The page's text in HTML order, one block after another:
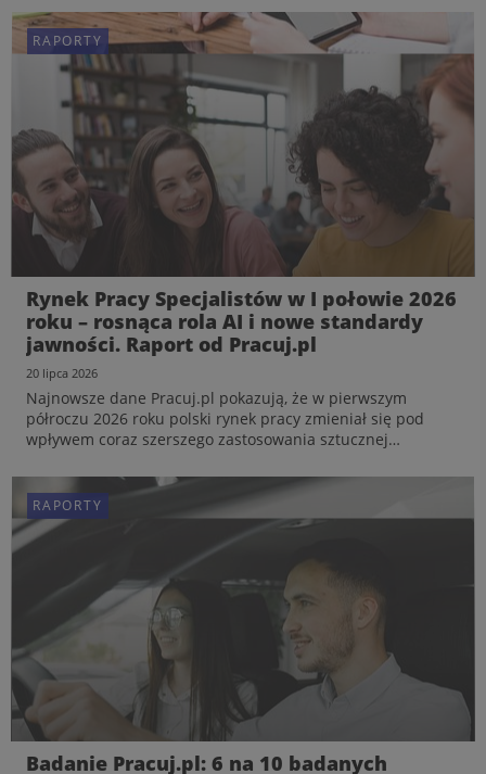
RAPORTY
Rynek Pracy Specjalistów w I połowie 2026
roku – rosnąca rola AI i nowe standardy
jawności. Raport od Pracuj.pl
20 lipca 2026
Najnowsze dane Pracuj.pl pokazują, że w pierwszym
półroczu 2026 roku polski rynek pracy zmieniał się pod
wpływem coraz szerszego zastosowania sztucznej
przejrzystości zatrudnienia czy większej świadomości
kandydatów w za...
RAPORTY
Rynek Pracy Specjalistów w I połowie 2026
RAPORTY
Badanie Pracuj.pl: 6 na 10 badanych